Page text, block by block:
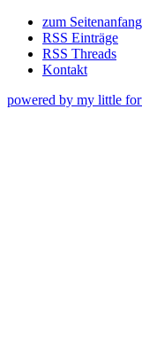
zum Seitenanfang
RSS Einträge
RSS Threads
Kontakt
powered by my little